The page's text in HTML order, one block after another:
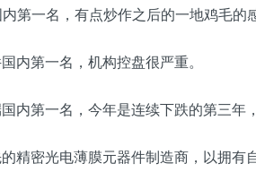
第一名，有点炒作之后的一地鸡毛的
内第一名，机构控盘很严重。
内第一名，今年是连续下跌的第三年
精密光电薄膜元器件制造商，以拥有